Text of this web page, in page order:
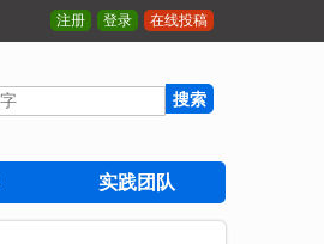
注册 登录 在线投稿
搜索
实践团队